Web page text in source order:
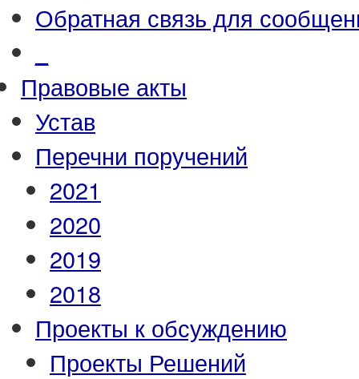
Обратная связь для
Правовые акты
Устав
Перечни поручений
2021
2020
2019
2018
Проекты к обсуждению
Проекты Решений